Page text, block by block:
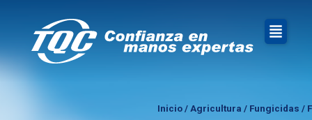
Inicio / Agricultura / Fungicidas /